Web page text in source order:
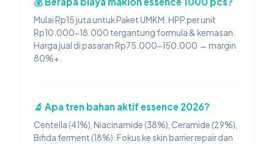
Mulai Rp15 juta untuk Paket UMKM. HPP per unit
Rp10.000-18.000 tergantung formula & kemasan.
Harga jual di pasaran Rp75.000-150.000 → margin
80%+.
🔬 Apa tren bahan aktif essence 2026?
Centella (41%), Niacinamide (38%), Ceramide (29%),
Bifida ferment (18%). Fokus ke skin barrier repair dan